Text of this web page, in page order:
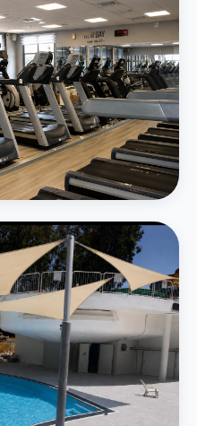
חדר כושר